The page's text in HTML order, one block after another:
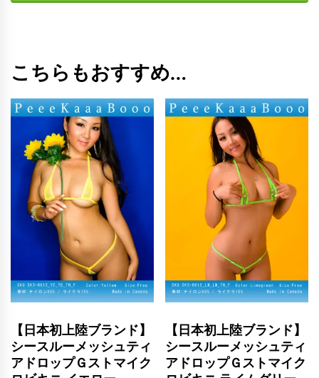
イ
ロ
こちらもおすすめ…
【日本初上陸ブランド】
シースルーメッシュティ
アドロップＧストマイク
【日本初上陸ブランド】
シースルーメッシュティ
アドロップＧストマイク